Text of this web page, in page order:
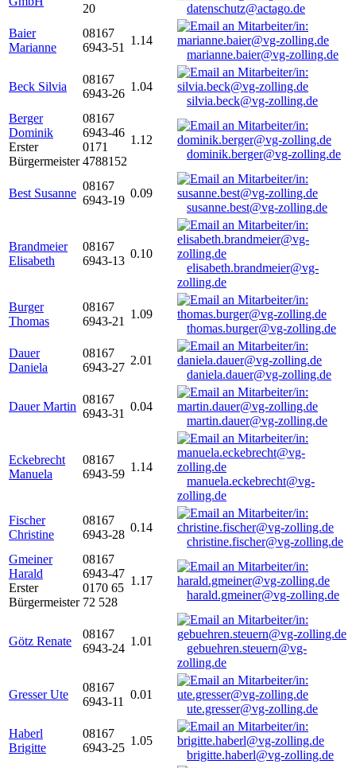
20
datenschutz@actago.de
Baier
Marianne
08167
6943-51
1.14
marianne.baier@vg-zolling.de
Beck Silvia
08167
6943-26
1.04
silvia.beck@vg-zolling.de
Berger
Dominik
Erster
Bürgermeister
08167
6943-46
0171
4788152
1.12
dominik.berger@vg-zolling.de
Best Susanne
08167
6943-19
0.09
susanne.best@vg-zolling.de
Brandmeier
Elisabeth
08167
6943-13
0.10
elisabeth.brandmeier@vg-
zolling.de
Burger
Thomas
08167
6943-21
1.09
thomas.burger@vg-zolling.de
Dauer
Daniela
08167
6943-27
2.01
daniela.dauer@vg-zolling.de
Dauer Martin
08167
6943-31
0.04
martin.dauer@vg-zolling.de
Eckebrecht
Manuela
08167
6943-59
1.14
manuela.eckebrecht@vg-
zolling.de
Fischer
Christine
08167
6943-28
0.14
christine.fischer@vg-zolling.de
Gmeiner
Harald
Erster
Bürgermeister
08167
6943-47
0170 65
72 528
1.17
harald.gmeiner@vg-zolling.de
Götz Renate
08167
6943-24
1.01
gebuehren.steuern@vg-
zolling.de
Gresser Ute
08167
6943-11
0.01
ute.gresser@vg-zolling.de
Haberl
Brigitte
08167
6943-25
1.05
brigitte.haberl@vg-zolling.de